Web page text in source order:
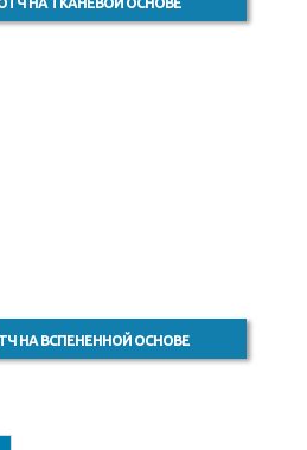
НА ВСПЕНЕННОЙ ОСНОВЕ